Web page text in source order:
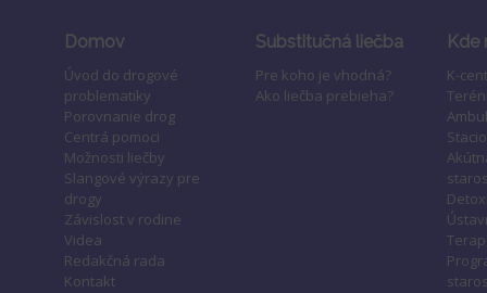
Domov
Úvod do drogové
problematiky
Porovnanie drog
Centrá pomoci
Možnosti liečby
Slangové výrazy pre
drogy
Závislost v rodine
Videa
Redakčná rada
Kontakt
Substitučná liečba
Pre koho je vhodná?
Ako liečba prebieha?
Kde
K-